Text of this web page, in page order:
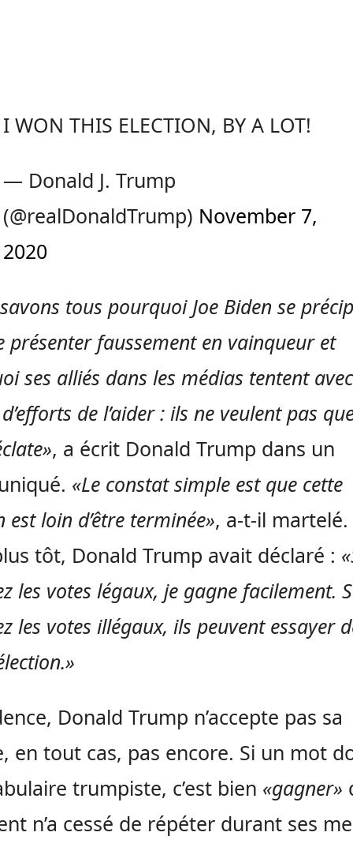
I WON THIS ELECTION, BY A LOT!
— Donald J. Trump
(@realDonaldTrump) November 7,
2020
tous pourquoi Joe Biden se
présenter faussement en vainqueur et
ses alliés dans les médias tentent avec
de l’aider : ils ne veulent pas
, a écrit Donald Trump dans un
«Le constat simple est que cette
est loin d’être terminée», a-t-il
tôt, Donald Trump avait déclaré :
les votes légaux, je gagne facilement.
les votes illégaux, ils peuvent essayer
Donald Trump n’accepte pas sa
en tout cas, pas encore. Si un mot
trumpiste, c’est bien «gagner»
n’a cessé de répéter durant ses